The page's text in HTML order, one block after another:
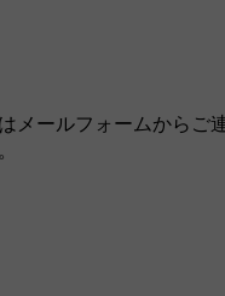
メールフォームからご